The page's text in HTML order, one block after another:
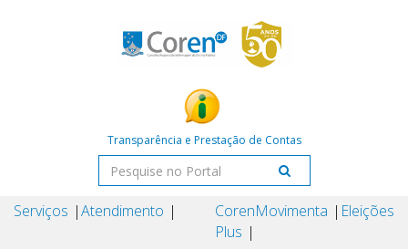
Transparência e Prestação de Contas
Serviços Atendimento
Coren
Plus
Movimenta Eleições